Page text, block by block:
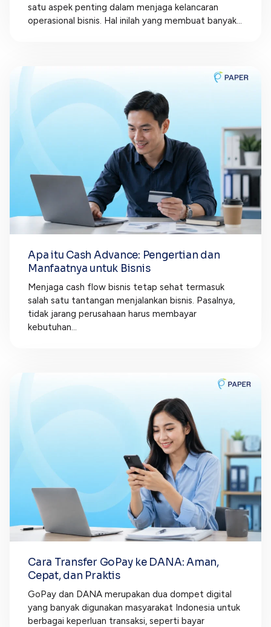
satu aspek penting dalam menjaga kelancaran
operasional bisnis. Hal inilah yang membuat banyak...
Apa itu Cash Advance: Pengertian dan
Manfaatnya untuk Bisnis
Menjaga cash flow bisnis tetap sehat termasuk
salah satu tantangan menjalankan bisnis. Pasalnya,
tidak jarang perusahaan harus membayar
kebutuhan...
Cara Transfer GoPay ke DANA: Aman,
Cepat, dan Praktis
GoPay dan DANA merupakan dua dompet digital
yang banyak digunakan masyarakat Indonesia untuk
berbagai keperluan transaksi, seperti bayar